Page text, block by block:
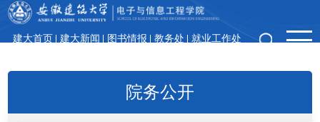
建大首页 建大新闻 图书情报 教务处
就业工作处
院务公开